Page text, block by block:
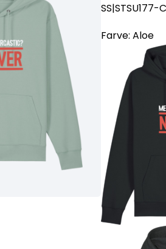
SS|STSU177-
Farve: Aloe